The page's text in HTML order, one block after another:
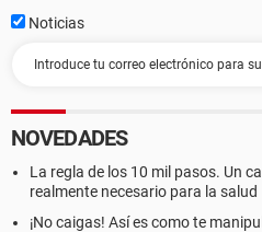
Noticias
NOVEDADES
La regla de los 10 mil pasos. Un
realmente necesario para la salud
¡No caigas! Así es como te